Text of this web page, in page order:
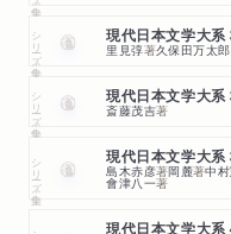
シリーズ・全集 現代日本文学大
里見弴著久保田万太郎
シリーズ・全集 現代日本文学大
斎藤茂吉著
シリーズ・全集 島木赤彦著岡麓著中
會津八一著